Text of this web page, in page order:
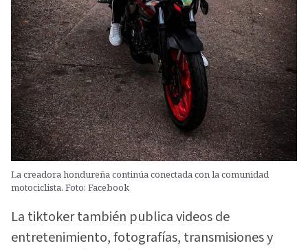
La creadora hondureña continúa conectada con la comunidad
motociclista. Foto: Facebook
La tiktoker también publica videos de
entretenimiento, fotografías, transmisiones y